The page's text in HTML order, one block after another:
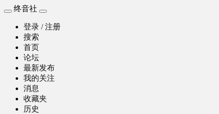
终音社
登录 / 注册
搜索
首页
论坛
最新发布
我的关注
消息
收藏夹
历史